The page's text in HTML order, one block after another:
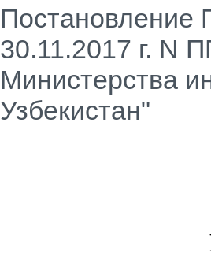
Постановление
30.11.2017 г. N
Министерства
Узбекистан"